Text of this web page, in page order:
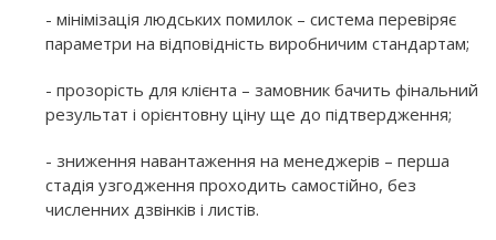
- мінімізація людських помилок – система перевіряє
параметри на відповідність виробничим стандартам;
- прозорість для клієнта – замовник бачить фінальний
результат і орієнтовну ціну ще до підтвердження;
- зниження навантаження на менеджерів – перша
стадія узгодження проходить самостійно, без
численних дзвінків і листів.